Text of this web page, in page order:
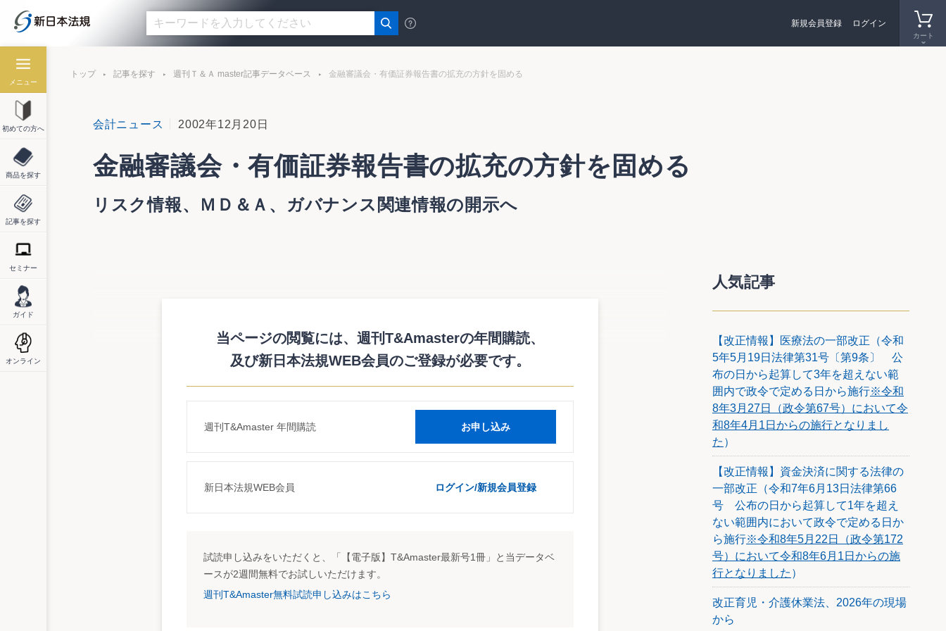
カート
新規会員登録 ログイン
メニュー
初めての方へ
商品を探す
記事を探す
セミナー
ガイド
オンライン
トップ 記事を探す 週刊Ｔ＆Ａ master記事データベース 金融審議会・有価証券報告書の拡充の方針を固める
会計ニュース 2002年12月20日
金融審議会・有価証券報告書の拡充の方針を固める
リスク情報、ＭＤ＆Ａ、ガバナンス関連情報の開示へ
経営者報酬、監査報酬の開示も
リスク情報としては、現行の有価証券届出書における「事業の概況等に関する特別記載事項」として例示され
また、ガバナンス関連情報としては現行の「提出会社の状況」の箇所に一括して記載されることとなる。具体
いものの一歩前進といえる。監査報酬については監査契約に基づく監査証明に係る報酬とそれ以外の報酬の区分
しを迫られること必至と思われる。それを見越してすでに契約主体を関連税理士法人に移している監査法人も一
部見受けられ、そのような回避行動に対しては果たして有効なディスクロージャー足りうるのか疑問視されてい
MD&AはSEC基準（Regulation S-K 第303号）でも要求されているものであり、その具体例としては、経営成績
当ページの閲覧には、週刊T&Amasterの年間購読、
及び新日本法規WEB会員のご登録が必要です。
週刊T&Amaster 年間購読 お申し込み
新日本法規WEB会員 ログイン/新規会員登録
試読申し込みをいただくと、「【電子版】T&Amaster最新号1冊」と当データベ
ースが2週間無料でお試しいただけます。
週刊T&Amaster無料試読申し込みはこちら
人気記事
【改正情報】医療法の一部改正（令和
5年5月19日法律第31号〔第9条〕 公
布の日から起算して3年を超えない範
囲内で政令で定める日から施行※令和
8年3月27日（政令第67号）において令
和8年4月1日からの施行となりまし
た ）
【改正情報】資金決済に関する法律の
一部改正（令和7年6月13日法律第66
号 公布の日から起算して1年を超え
ない範囲内において政令で定める日か
ら施行※令和8年5月22日（政令第172
号）において令和8年6月1日からの施
行となりました ）
改正育児・介護休業法、2026年の現場
から